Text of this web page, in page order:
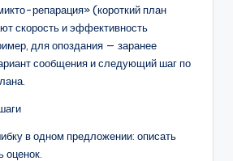
репарация» (короткий план
скорость и эффективность
для опоздания — заранее
сообщения и следующий шаг по
в одном предложении: описать
оценок.